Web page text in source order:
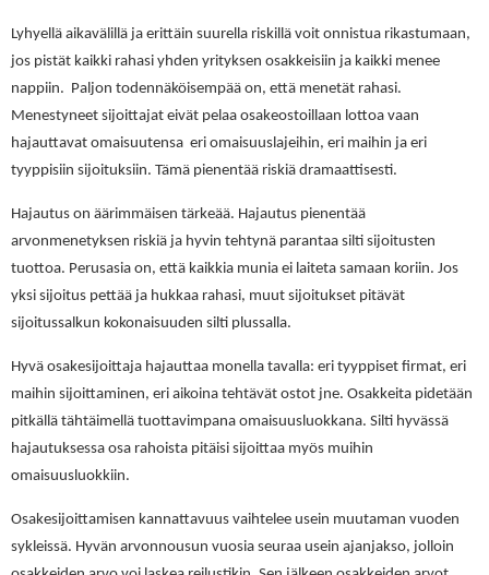
Lyhyellä aikavälillä ja erittäin suurella riskillä voit onnistua rikastumaan,
jos pistät kaikki rahasi yhden yrityksen osakkeisiin ja kaikki menee
nappiin. Paljon todennäköisempää on, että menetät rahasi.
Menestyneet sijoittajat eivät pelaa osakeostoillaan lottoa vaan
hajauttavat omaisuutensa eri omaisuuslajeihin, eri maihin ja eri
tyyppisiin sijoituksiin. Tämä pienentää riskiä dramaattisesti.
Hajautus on äärimmäisen tärkeää. Hajautus pienentää
arvonmenetyksen riskiä ja hyvin tehtynä parantaa silti sijoitusten
tuottoa. Perusasia on, että kaikkia munia ei laiteta samaan koriin. Jos
yksi sijoitus pettää ja hukkaa rahasi, muut sijoitukset pitävät
sijoitussalkun kokonaisuuden silti plussalla.
Hyvä osakesijoittaja hajauttaa monella tavalla: eri tyyppiset firmat, eri
maihin sijoittaminen, eri aikoina tehtävät ostot jne. Osakkeita pidetään
pitkällä tähtäimellä tuottavimpana omaisuusluokkana. Silti hyvässä
hajautuksessa osa rahoista pitäisi sijoittaa myös muihin
omaisuusluokkiin.
Osakesijoittamisen kannattavuus vaihtelee usein muutaman vuoden
sykleissä. Hyvän arvonnousun vuosia seuraa usein ajanjakso, jolloin